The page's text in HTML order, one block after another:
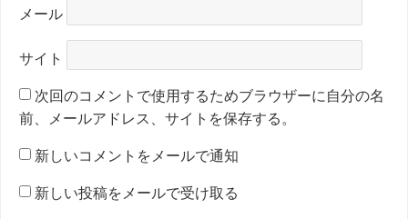
メール
サイト
次回のコメントで使用するためブラウザーに自分の名
前、メールアドレス、サイトを保存する。
新しいコメントをメールで通知
新しい投稿をメールで受け取る